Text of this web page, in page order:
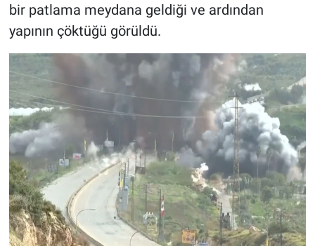
bir patlama meydana geldiği ve ardından
yapının çöktüğü görüldü.